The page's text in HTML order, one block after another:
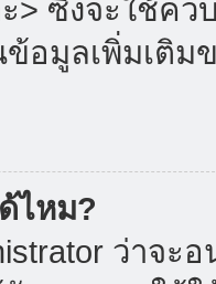
> ซึ่งจะใช้ค
มูลเพิ่มเติม
ไหม?
ว่าจะ